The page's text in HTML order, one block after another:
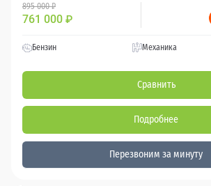
895 000 ₽
761 000 ₽
Бензин Механика
Сравнить
Подробнее
Перезвоним за минуту